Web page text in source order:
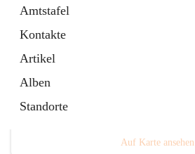
Amtstafel
Kontakte
Artikel
Alben
Standorte
Auf Karte ansehen